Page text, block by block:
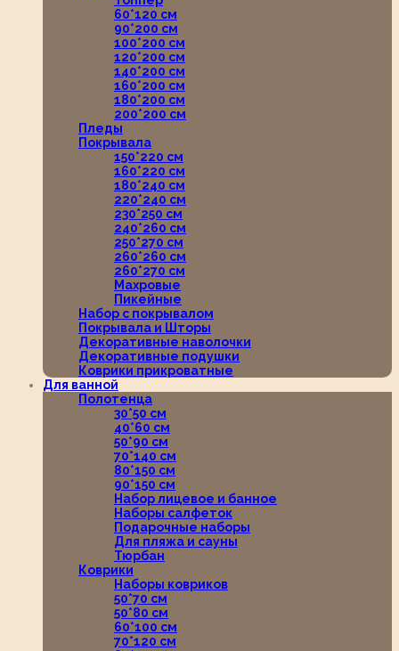
60*120 см
90*200 см
100*200 см
120*200 см
140*200 см
160*200 см
180*200 см
200*200 см
Пледы
Покрывала
150*220 см
160*220 см
180*240 см
220*240 см
230*250 см
240*260 см
250*270 см
260*260 см
260*270 см
Махровые
Пикейные
Набор с покрывалом
Покрывала и Шторы
Декоративные наволочки
Декоративные подушки
Коврики прикроватные
Для ванной
Полотенца
30*50 см
40*60 см
50*90 см
70*140 см
80*150 см
90*150 см
Набор лицевое и банное
Наборы салфеток
Подарочные наборы
Для пляжа и сауны
Тюрбан
Коврики
Наборы ковриков
50*70 см
50*80 см
60*100 см
70*120 см